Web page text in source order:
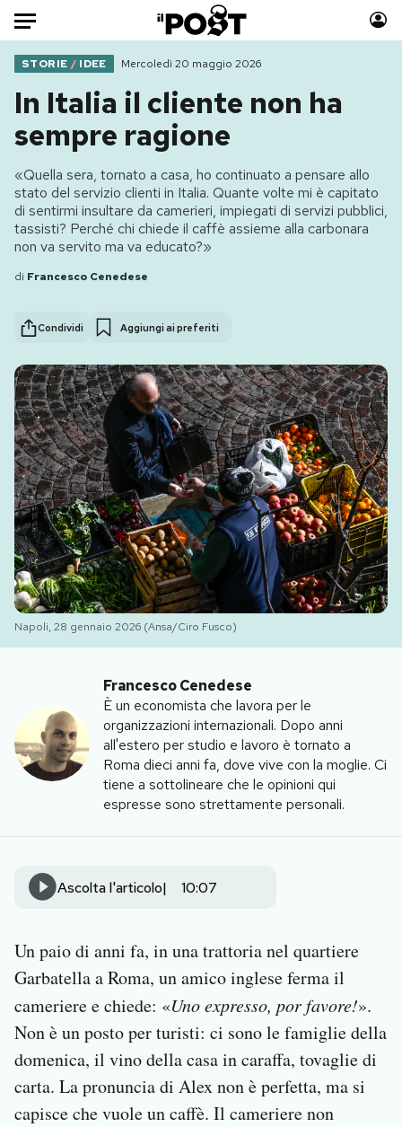
Auto
HOME
Italia
Mondo
Politica
Tecnologia
Internet
Scienza
Economia
Moda
Libri
Consumismi
Storie/Idee
PODCAST
NEWSLETTER
I MIEI PREFERITI
SHOP
AREA PERSONALE
Area Personale
Esci
STORIE / IDEE Mercoledì 20 maggio 2026
In Italia il cliente non ha
sempre ragione
«Quella sera, tornato a casa, ho continuato a pensare allo
stato del servizio clienti in Italia. Quante volte mi è capitato
di sentirmi insultare da camerieri, impiegati di servizi pubblici,
tassisti? Perché chi chiede il caffè assieme alla carbonara
non va servito ma va educato?»
di Francesco Cenedese
Condividi Aggiungi ai preferiti
Napoli, 28 gennaio 2026 (Ansa/Ciro Fusco)
Francesco Cenedese
È un economista che lavora per le
organizzazioni internazionali. Dopo anni
all'estero per studio e lavoro è tornato a
Roma dieci anni fa, dove vive con la moglie. Ci
tiene a sottolineare che le opinioni qui
espresse sono strettamente personali.
Ascolta l'articolo 10:07
Un paio di anni fa, in una trattoria nel quartiere
Garbatella a Roma, un amico inglese ferma il
cameriere e chiede: «Uno expresso, por favore!».
Non è un posto per turisti: ci sono le famiglie della
domenica, il vino della casa in caraffa, tovaglie di
carta. La pronuncia di Alex non è perfetta, ma si
capisce che vuole un caffè. Il cameriere non